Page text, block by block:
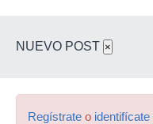
NUEVO POST ×
Regístrate o identifícate